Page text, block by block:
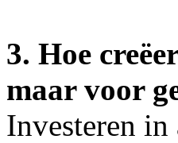
3. Hoe
maar
Investeren